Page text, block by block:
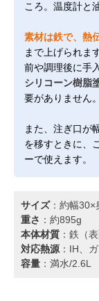
ころ。温度計と
素材は鉄で、熱
まで上げられま
前や調理後に手
シリコーン樹脂
要がありません
また、注ぎ口が
を移すときに、
ーで使えます。
サイズ：約幅30×
重さ ：約895g
本体材質 ：鉄（
対応熱源 ：IH、
容量 ：満水/2.6L